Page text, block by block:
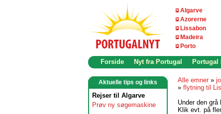
Algarve
Azorerne
Lissabon
Madeira
Porto
Forside Nyt fra Portugal Portugal
Aktuelle tips og links
Rejser til Algarve
Prøv ny søgemaskine
Alle emner »
» flytning til
Under den
Klik evt. på